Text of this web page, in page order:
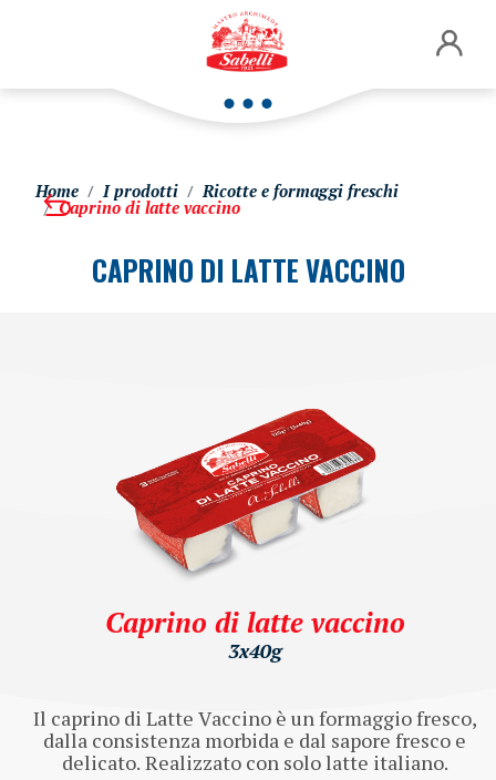
Home I prodotti Ricotte e formaggi freschi
Caprino di latte vaccino
CAPRINO DI LATTE VACCINO
Caprino di latte vaccino
3x40g
Il caprino di Latte Vaccino è un formaggio fresco,
dalla consistenza morbida e dal sapore fresco e
delicato. Realizzato con solo latte italiano.